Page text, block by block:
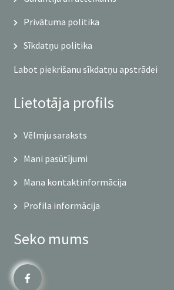
Privātuma politika
Sīkdatņu politika
Labot piekrišanu sīkdatņu apstrādei
Lietotāja profils
Vēlmju saraksts
Mani pasūtījumi
Mana kontaktinformācija
Profila informācija
Seko mums